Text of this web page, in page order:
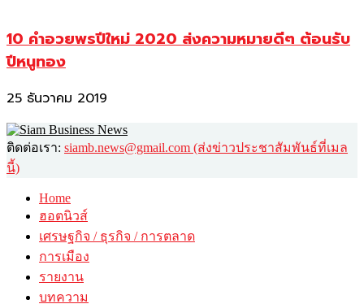
10 คำอวยพรปีใหม่ 2020 ส่งความหมายดีๆ ต้อนรับ
ปีหนูทอง
25 ธันวาคม 2019
ติดต่อเรา: siamb.news@gmail.com (ส่งข่าวประชาสัมพันธ์ที่เมล
นี้)
Home
ฮอตนิวส์
เศรษฐกิจ / ธุรกิจ / การตลาด
การเมือง
รายงาน
บทความ